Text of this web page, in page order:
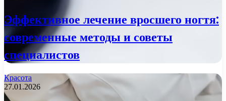
Эффективное лечение вросшего ногтя:
современные методы и советы
специалистов
Красота
27.01.2026